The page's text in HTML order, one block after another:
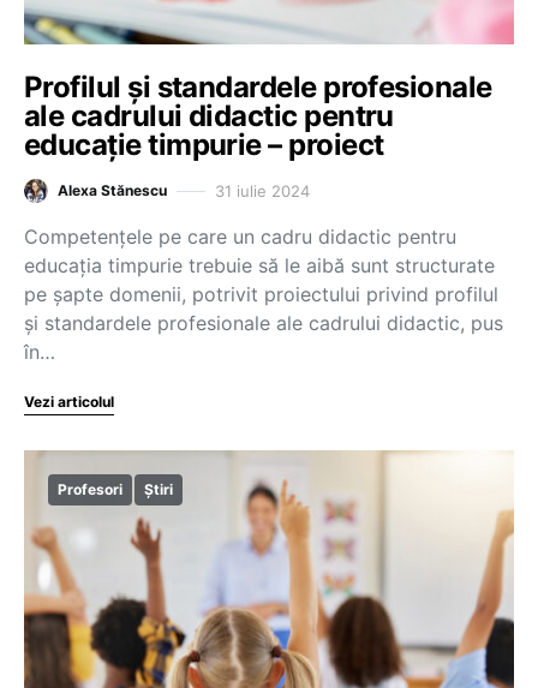
Profilul și standardele profesionale
ale cadrului didactic pentru
educație timpurie – proiect
Alexa Stănescu 31 iulie 2024
Competențele pe care un cadru didactic pentru
educația timpurie trebuie să le aibă sunt structurate
pe șapte domenii, potrivit proiectului privind profilul
și standardele profesionale ale cadrului didactic, pus
în…
Vezi articolul
Profesori Știri